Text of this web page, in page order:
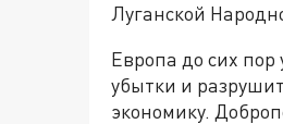
Луганской
Европа до сих пор
убытки и
экономику.